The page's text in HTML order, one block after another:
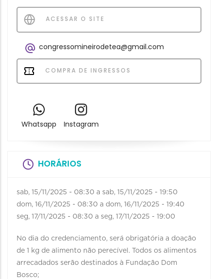
ACESSAR O SITE
congressomineirodetea@gmail.com
COMPRA DE INGRESSOS
Whatsapp Instagram
HORÁRIOS
sab, 15/11/2025 - 08:30 a sab, 15/11/2025 - 19:50
dom, 16/11/2025 - 08:30 a dom, 16/11/2025 - 19:40
seg, 17/11/2025 - 08:30 a seg, 17/11/2025 - 19:00
No dia do credenciamento, será obrigatória a doação
de 1 kg de alimento não perecível. Todos os alimentos
arrecadados serão destinados à Fundação Dom
Bosco;